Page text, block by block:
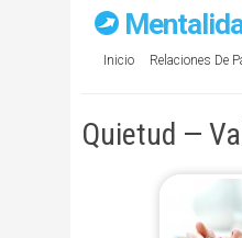
Inicio Relaciones De
Quietud —